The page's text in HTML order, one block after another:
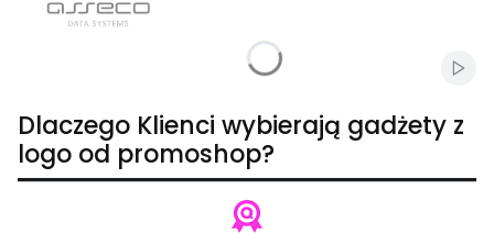
Dlaczego Klienci wybierają gadżety z
logo od promoshop?